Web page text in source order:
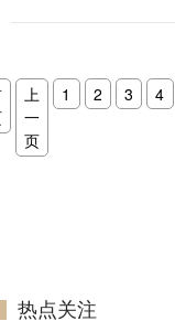
上
一
页
1 2 3 4
热点关注